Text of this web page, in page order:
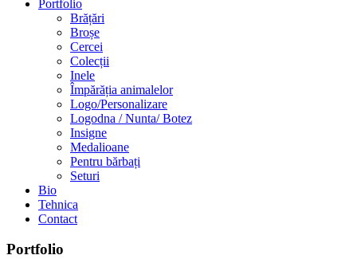
Portfolio
Brățări
Broșe
Cercei
Colecții
Inele
Împărăția animalelor
Logo/Personalizare
Logodna / Nunta/ Botez
Insigne
Medalioane
Pentru bărbați
Seturi
Bio
Tehnica
Contact
Portfolio